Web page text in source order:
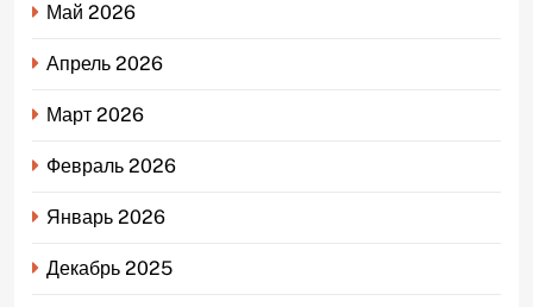
Май 2026
Апрель 2026
Март 2026
Февраль 2026
Январь 2026
Декабрь 2025